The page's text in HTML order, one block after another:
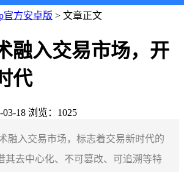
官方安卓版 > 文章正文
融入交易市场，开
代
03-18 浏览：1025
融入交易市场，标志着交易新时代的
其去中心化、不可篡改、可追溯等特